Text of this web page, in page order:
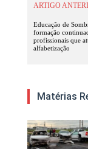
ARTIGO
Educação de
formação
profissionais que
alfabetização
Matérias